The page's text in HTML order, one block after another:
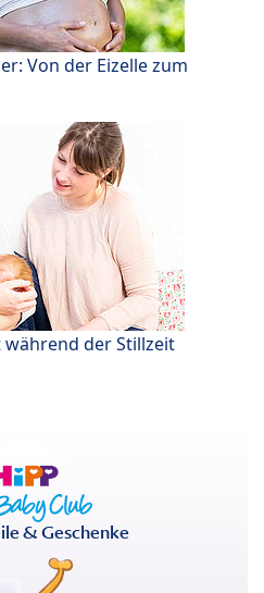
Von der Eizelle zum
der Stillzeit
& Geschenke